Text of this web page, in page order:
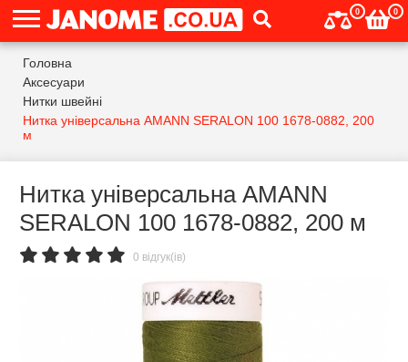
0 0
Головна
Аксесуари
Нитки швейні
Нитка універсальна AMANN SERALON 100 1678-0882, 200
м
Нитка універсальна AMANN
SERALON 100 1678-0882, 200 м
0 відгук(ів)